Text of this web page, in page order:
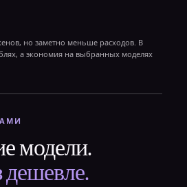
но заметно меньше расходов. В
а экономия на выбранных моделях
модели.
дешевле.